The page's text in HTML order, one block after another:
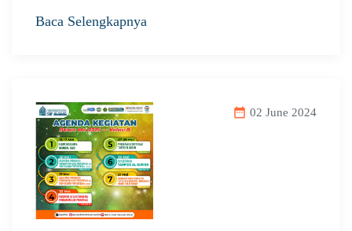
Baca Selengkapnya
date_range 02 June 2024